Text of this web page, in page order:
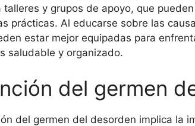
talleres y grupos de apoyo, que
prácticas. Al educarse sobre las
estar mejor equipadas para
saludable y organizado.
del germen
del germen del desorden implica la